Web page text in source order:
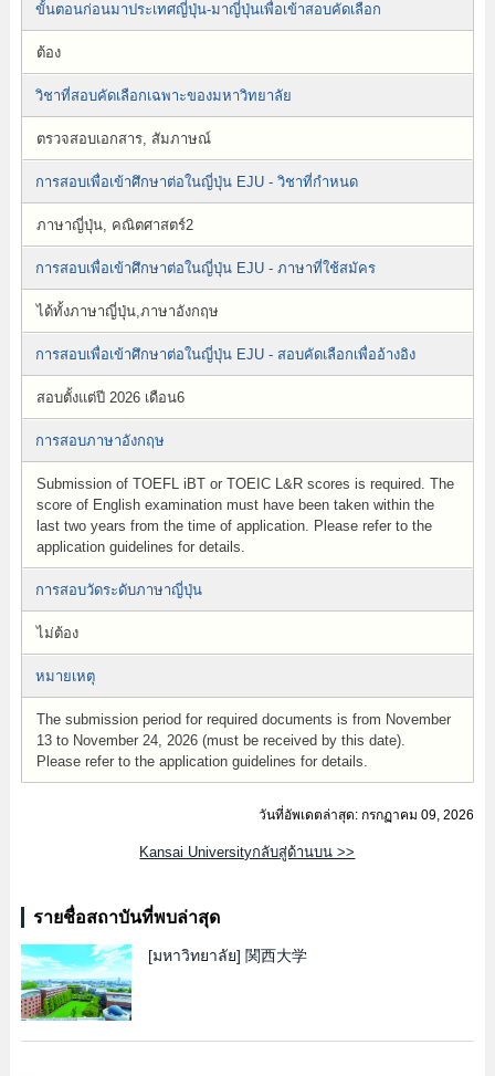
ขั้นตอนก่อนมาประเทศญี่ปุ่น-มาญี่ปุ่นเพื่อเข้าสอบคัดเลือก
ต้อง
วิชาที่สอบคัดเลือกเฉพาะของมหาวิทยาลัย
ตรวจสอบเอกสาร, สัมภาษณ์
การสอบเพื่อเข้าศึกษาต่อในญี่ปุ่น EJU - วิชาที่กำหนด
ภาษาญี่ปุ่น, คณิตศาสตร์2
การสอบเพื่อเข้าศึกษาต่อในญี่ปุ่น EJU - ภาษาที่ใช้สมัคร
ได้ทั้งภาษาญี่ปุ่น,ภาษาอังกฤษ
การสอบเพื่อเข้าศึกษาต่อในญี่ปุ่น EJU - สอบคัดเลือกเพื่ออ้างอิง
สอบตั้งแต่ปี 2026 เดือน6
การสอบภาษาอังกฤษ
Submission of TOEFL iBT or TOEIC L&R scores is required. The
score of English examination must have been taken within the
last two years from the time of application. Please refer to the
application guidelines for details.
การสอบวัดระดับภาษาญี่ปุ่น
ไม่ต้อง
หมายเหตุ
The submission period for required documents is from November
13 to November 24, 2026 (must be received by this date).
Please refer to the application guidelines for details.
วันที่อัพเดตล่าสุด: กรกฏาคม 09, 2026
Kansai Universityกลับสู่ด้านบน >>
รายชื่อสถาบันที่พบล่าสุด
[มหาวิทยาลัย] 関西大学